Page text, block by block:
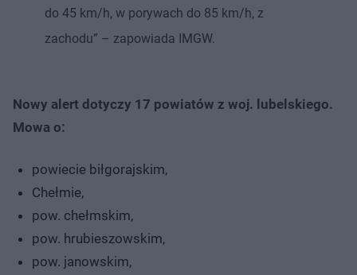
do 45 km/h, w porywach do 85 km/h, z
zachodu” – zapowiada IMGW.
Nowy alert dotyczy 17 powiatów z woj. lubelskiego.
Mowa o:
powiecie biłgorajskim,
Chełmie,
pow. chełmskim,
pow. hrubieszowskim,
pow. janowskim,